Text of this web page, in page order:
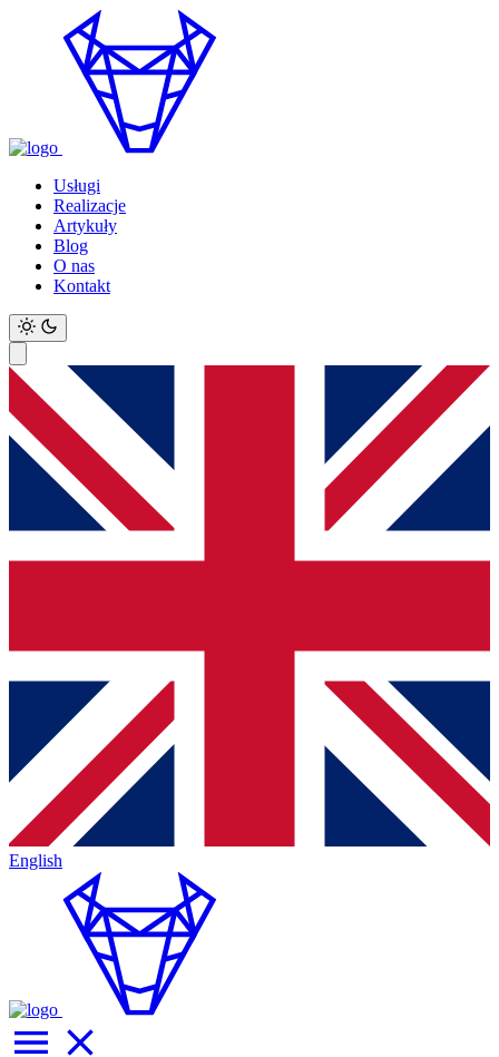
Usługi
Realizacje
Artykuły
Blog
O nas
Kontakt
English